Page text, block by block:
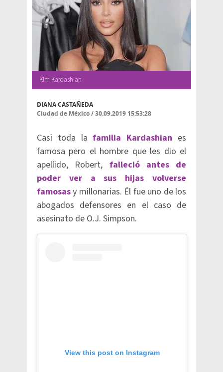
Kim Kardashian
DIANA CASTAÑEDA
Ciudad de México/30.09.2019 15:53:28
Casi toda lafamilia Kardashian es
famosa pero el hombre que les dio el
apellido, Robert, falleció antes de
poder ver a sus hijas volverse
famosasy millonarias. Él fue uno de los
abogados defensores en el caso de
asesinato de O.J. Simpson.
View this post on Instagram